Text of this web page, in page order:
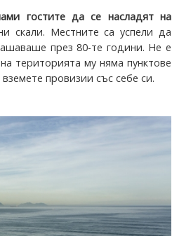
гостите да се насладят на
скали. Местните са успели да
през 80-те години. Не е
територията му няма пунктове
провизии със себе си.